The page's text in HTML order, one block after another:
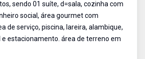
sendo 01 suíte, d=sala, cozinha com
social, área gourmet com
de serviço, piscina, lareira, alambique,
estacionamento. área de terreno em